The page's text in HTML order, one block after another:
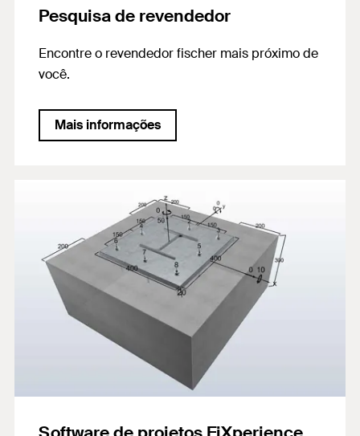
Pesquisa de revendedor
Encontre o revendedor fischer mais próximo de
você.
Mais informações